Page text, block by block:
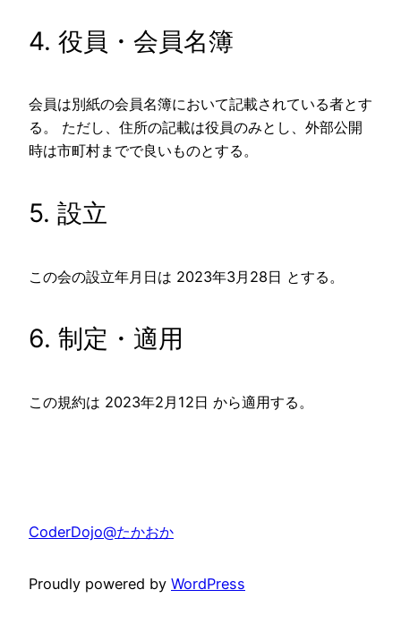
4. 役員・会員名簿
会員は別紙の会員名簿において記載されている者とす
る。 ただし、住所の記載は役員のみとし、外部公開
時は市町村までで良いものとする。
5. 設立
この会の設立年月日は 2023年3月28日 とする。
6. 制定・適用
この規約は 2023年2月12日 から適用する。
CoderDojo@たかおか
Proudly powered by WordPress